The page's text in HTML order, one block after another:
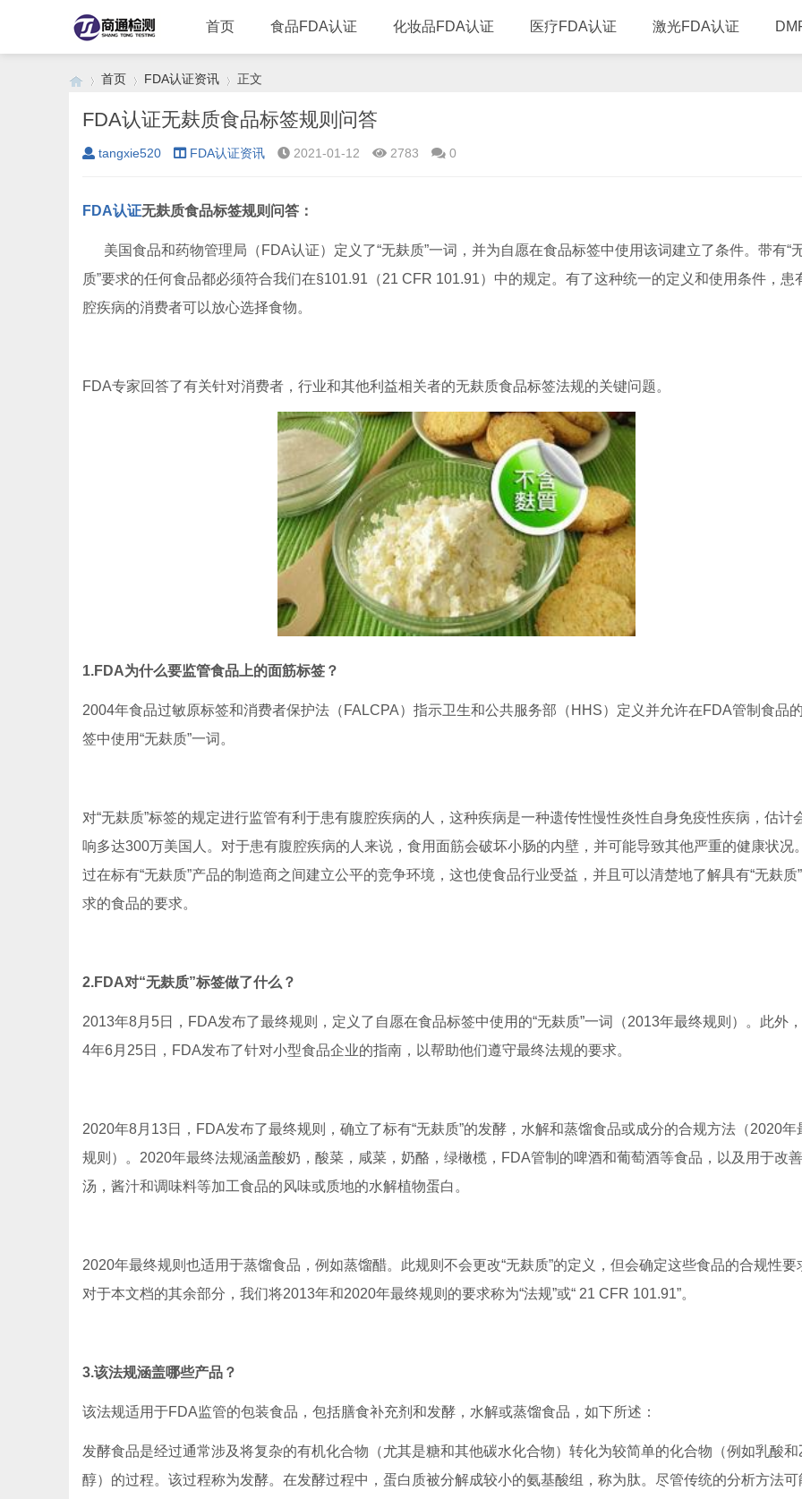
首页 食品FDA认证 化妆品FDA认证 医疗FDA认证 激光FDA认证
›
首页
›
FDA认证资讯
›
正文
FDA认证无麸质食品标签规则问答
tangxie520 FDA认证资讯 2021-01-12 2783 0
FDA认证无麸质食品标签规则问答：
美国食品和药物管理局（FDA认证）定义了“无麸质”一词，并为自愿在食品标签中使用该词建立了条件。带有“
质”要求的任何食品都必须符合我们在§101.91（21 CFR 101.91）中的规定。有了这种统一的定义和使用条件，患
腔疾病的消费者可以放心选择食物。
FDA专家回答了有关针对消费者，行业和其他利益相关者的无麸质食品标签法规的关键问题。
1.FDA为什么要监管食品上的面筋标签？
2004年食品过敏原标签和消费者保护法（FALCPA）指示卫生和公共服务部（HHS）定义并允许在FDA管制食品
签中使用“无麸质”一词。
对“无麸质”标签的规定进行监管有利于患有腹腔疾病的人，这种疾病是一种遗传性慢性炎性自身免疫性疾病，估计
响多达300万美国人。对于患有腹腔疾病的人来说，食用面筋会破坏小肠的内壁，并可能导致其他严重的健康状况
过在标有“无麸质”产品的制造商之间建立公平的竞争环境，这也使食品行业受益，并且可以清楚地了解具有“无麸质
求的食品的要求。
2.FDA对“无麸质”标签做了什么？
2013年8月5日，FDA发布了最终规则，定义了自愿在食品标签中使用的“无麸质”一词（2013年最终规则）。此外
4年6月25日，FDA发布了针对小型食品企业的指南，以帮助他们遵守最终法规的要求。
2020年8月13日，FDA发布了最终规则，确立了标有“无麸质”的发酵，水解和蒸馏食品或成分的合规方法（2020年
规则）。2020年最终法规涵盖酸奶，酸菜，咸菜，奶酪，绿橄榄，FDA管制的啤酒和葡萄酒等食品，以及用于改善
汤，酱汁和调味料等加工食品的风味或质地的水解植物蛋白。
2020年最终规则也适用于蒸馏食品，例如蒸馏醋。此规则不会更改“无麸质”的定义，但会确定这些食品的合规性要
对于本文档的其余部分，我们将2013年和2020年最终规则的要求称为“法规”或“ 21 CFR 101.91”。
3.该法规涵盖哪些产品？
该法规适用于FDA监管的包装食品，包括膳食补充剂和发酵，水解或蒸馏食品，如下所述：
发酵食品是经过通常涉及将复杂的有机化合物（尤其是糖和其他碳水化合物）转化为较简单的化合物（例如乳酸和
醇）的过程。该过程称为发酵。在发酵过程中，蛋白质被分解成较小的氨基酸组，称为肽。尽管传统的分析方法可